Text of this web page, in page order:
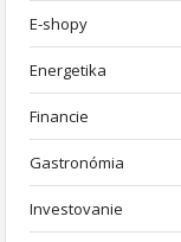
E-shopy
Energetika
Financie
Gastronómia
Investovanie